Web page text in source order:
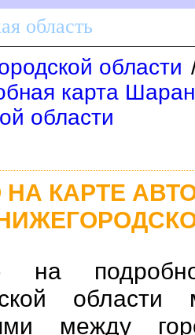
область
области
карта
области
НА КАРТЕ
на
между